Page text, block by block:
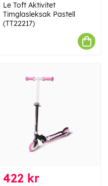
Le Toft Aktivitet
Timglasleksak Pastell
(TT22217)
422 kr